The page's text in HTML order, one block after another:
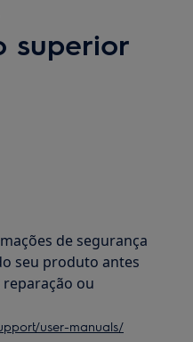
superior
de segurança
seu produto antes
ou
user-manuals/